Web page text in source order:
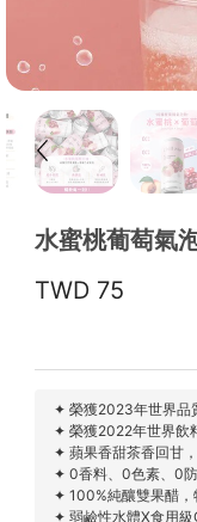
水蜜桃葡萄氣
75
✦ 榮獲2023年世界品
✦ 榮獲2022年世界飲
✦ 蘋果香甜茶香回甘
✦ 0香料、0色素、0
✦ 100%純釀雙果醋，
✦ 弱鹼性水體X食用